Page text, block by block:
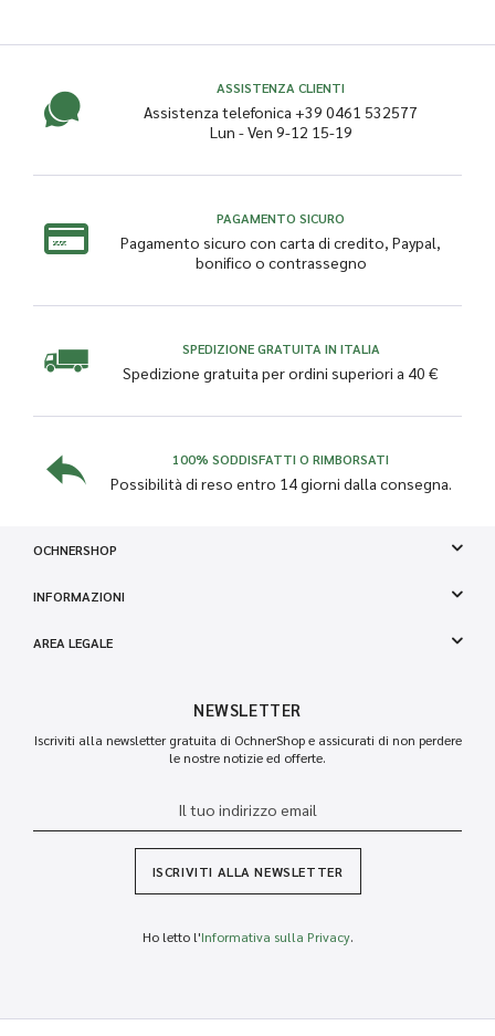
ASSISTENZA CLIENTI
Assistenza telefonica +39 0461 532577
Lun - Ven 9-12 15-19
PAGAMENTO SICURO
Pagamento sicuro con carta di credito, Paypal,
bonifico o contrassegno
SPEDIZIONE GRATUITA IN ITALIA
Spedizione gratuita per ordini superiori a 40 €
100% SODDISFATTI O RIMBORSATI
Possibilità di reso entro 14 giorni dalla consegna.
OCHNERSHOP
INFORMAZIONI
AREA LEGALE
NEWSLETTER
Iscriviti alla newsletter gratuita di OchnerShop e assicurati di non perdere
le nostre notizie ed offerte.
ISCRIVITI ALLA NEWSLETTER
Ho letto l'Informativa sulla Privacy.